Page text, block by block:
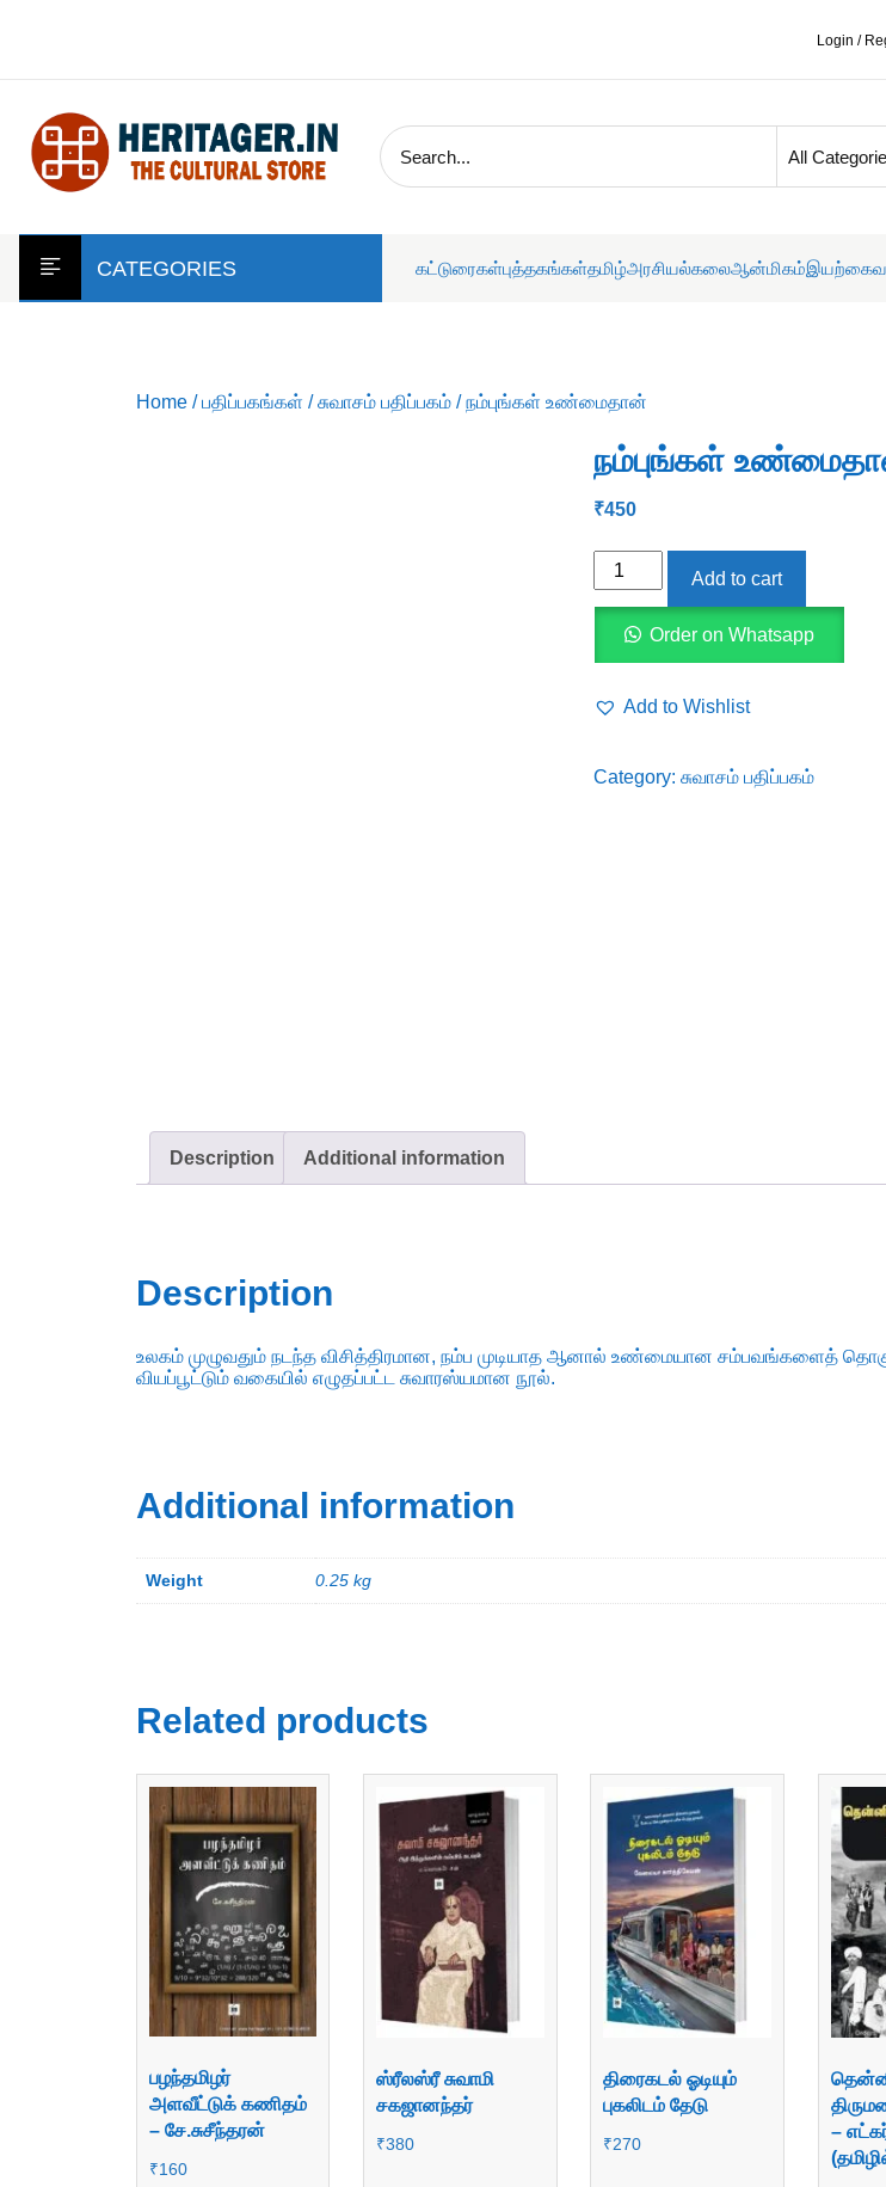
Login /
CATEGORIES கட்டுரைகள்புத்தகங்கள்தமிழ்அரசியல்கலைஆன்மிகம்இயற்கை
Home /பதிப்பகங்கள் /சுவாசம் பதிப்பகம் / நம்புங்கள் உண்மைதான்
நம்புங்கள்
₹450
நம்புங்கள்
quantity
Add to cart
Order on Whatsapp
Add to Wishlist
Category: சுவாசம் பதிப்பகம்
Description Additional information
Description
உலகம் முழுவதும் நடந்த விசித்திரமான, நம்ப முடியாத ஆனால் உண்மையான சம்பவங்களைத்
வியப்பூட்டும் வகையில் எழுதப்பட்ட சுவாரஸ்யமான நூல்.
Additional information
Weight 0.25 kg
Related products
பழந்தமிழர்
அளவீட்டுக் கணிதம்
– சே.சுசீந்தரன்
₹160
ஸ்ரீலஸ்ரீ சுவாமி
சகஜானந்தர்
₹380
திரைகடல் ஓடியும்
புகலிடம் தேடு
₹270
–